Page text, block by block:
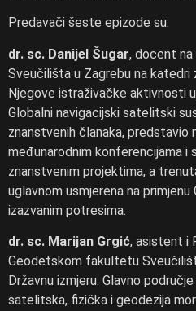
Predavači šeste epizode su:
dr. sc. Danijel Šugar, docent
Sveučilišta u Zagrebu na katedri
Njegove istraživačke aktivnosti
Globalni navigacijski satelitski
znanstvenih članaka, predstavio
međunarodnim konferencijama i
znanstvenim projektima, a
uglavnom usmjerena na
izazvanim potresima.
dr. sc. Marijan Grgić, asistent i
Geodetskom fakultetu
Državnu izmjeru. Glavno
satelitska, fizička i geodezija